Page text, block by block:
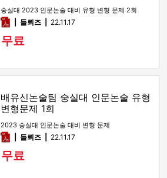
숭실대 2023 인문논술 대비 유형 변형 문제 2회
pdf들뢰즈 22.11.17
무료
배유신논술팀 숭실대 인문논술 유형
변형문제 1회
2023 숭실대 인문논술 대비 변형 문제
pdf들뢰즈 22.11.17
무료